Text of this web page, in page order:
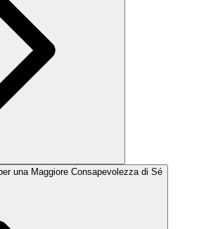
una Maggiore Consapevolezza di Sé